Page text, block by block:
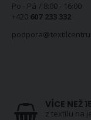
Po - Pá / 8:00 - 16:00
+420 607 233 332
VÍCE NEŽ
z textilu na